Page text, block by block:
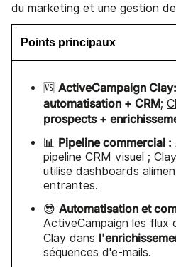
du marketing et une gestion
Points principaux
🆚 ActiveCampaign Clay:
automatisation + CRM;
prospects +
📊 Pipeline commercial :
pipeline CRM visuel ;
utilise dashboards
entrantes.
😎 Automatisation et
ActiveCampaign les flux
Clay dans
séquences d'e-mails.